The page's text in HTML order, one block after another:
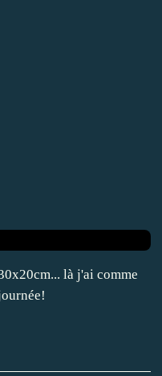
là j'ai comme